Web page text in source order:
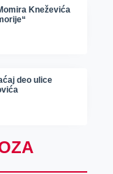
Kneževića
deo ulice